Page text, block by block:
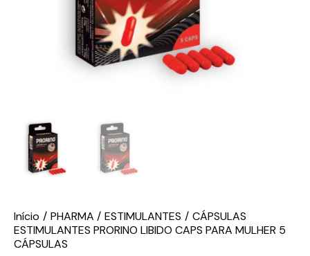
Início PHARMA ESTIMULANTES
CÁPSULAS
ESTIMULANTES PRORINO LIBIDO CAPS PARA MULHER 5
CÁPSULAS